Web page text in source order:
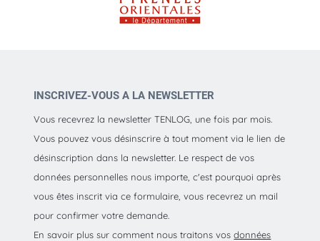
INSCRIVEZ-VOUS A LA NEWSLETTER
Vous recevrez la newsletter TENLOG, une fois par mois.
Vous pouvez vous désinscrire à tout moment via le lien de
désinscription dans la newsletter. Le respect de vos
données personnelles nous importe, c'est pourquoi après
vous êtes inscrit via ce formulaire, vous recevrez un mail
pour confirmer votre demande.
En savoir plus sur comment nous traitons vosdonnées